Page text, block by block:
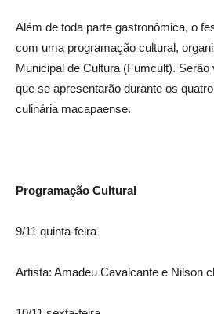
Além de toda parte gastronômica, o
com uma programação cultural,
Municipal de Cultura (Fumcult).
que se apresentarão durante os
culinária macapaense.
Programação Cultural
9/11 quinta-feira
Artista: Amadeu Cavalcante e Nilson